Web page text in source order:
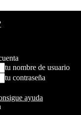
tu nombre de usuario
tu contraseña
ayuda